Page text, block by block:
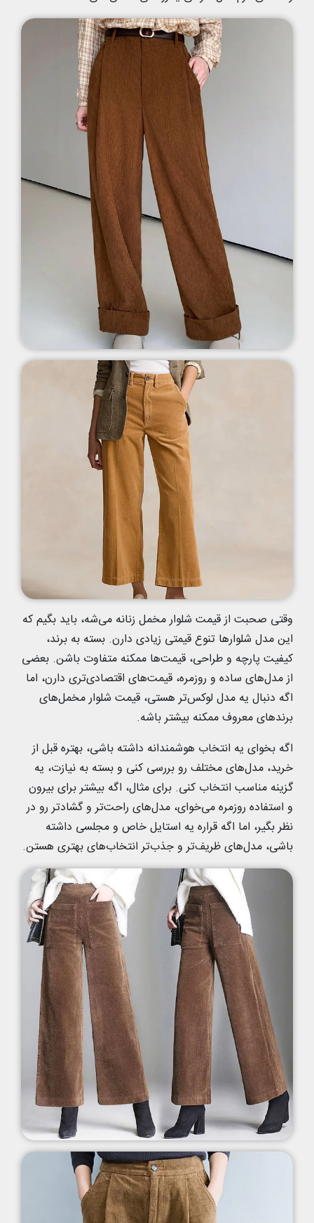
وقتی صحبت از قیمت شلوار مخمل زنانه می‌شه، باید بگیم که
این مدل شلوارها تنوع قیمتی زیادی دارن. بسته به برند،
کیفیت پارچه و طراحی، قیمت‌ها ممکنه متفاوت باشن. بعضی
از مدل‌های ساده و روزمره، قیمت‌های اقتصادی‌تری دارن، اما
اگه دنبال یه مدل لوکس‌تر هستی، قیمت شلوار مخمل‌های
برندهای معروف ممکنه بیشتر باشه.
اگه بخوای یه انتخاب هوشمندانه داشته باشی، بهتره قبل از
خرید، مدل‌های مختلف رو بررسی کنی و بسته به نیازت، یه
گزینه مناسب انتخاب کنی. برای مثال، اگه بیشتر برای بیرون
و استفاده روزمره می‌خوای، مدل‌های راحت‌تر و گشادتر رو در
نظر بگیر، اما اگه قراره یه استایل خاص و مجلسی داشته
باشی، مدل‌های ظریف‌تر و جذب‌تر انتخاب‌های بهتری هستن.